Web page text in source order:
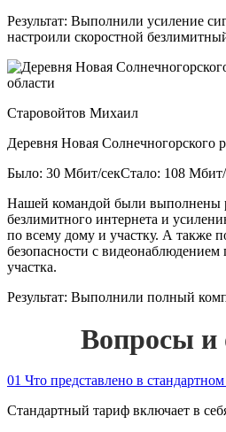
Результат: Выполнили усиление
настроили скоростной
Старовойтов Михаил
Деревня Новая Солнечногорского
Было: 30 Мбит/секСтало: 108
Нашей командой были выполнены
безлимитного интернета и
по всему дому и участку. А также
безопасности с
участка.
Результат: Выполнили полный
Вопросы и
01 Что представлено в
Стандартный тариф включает в